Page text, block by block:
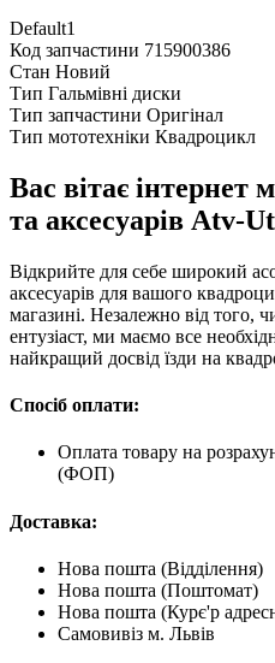
Default1
Код запчастини 715900386
Стан Новий
Тип Гальмівні диски
Тип запчастини Оригінал
Тип мототехніки Квадроцикл
Вас вітає інтернет
та аксесуарів Atv-
Відкрийте для себе широкий
аксесуарів для вашого
магазині. Незалежно від того,
ентузіаст, ми маємо все
найкращий досвід їзди на
Спосіб оплати:
Оплата товару на
(ФОП)
Доставка:
Нова пошта (Відділення)
Нова пошта (Поштомат)
Нова пошта (Курє'р
Самовивіз м. Львів